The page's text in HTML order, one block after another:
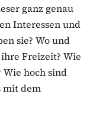
ganz genau
Interessen und
sie? Wo und
Freizeit? Wie
hoch sind
mit dem